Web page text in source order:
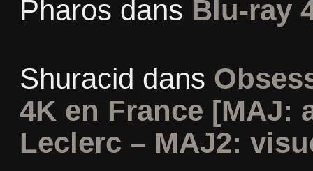
Pharos dans Blu-ray
Shuracid dans
4K en France [MAJ:
Leclerc – MAJ2: